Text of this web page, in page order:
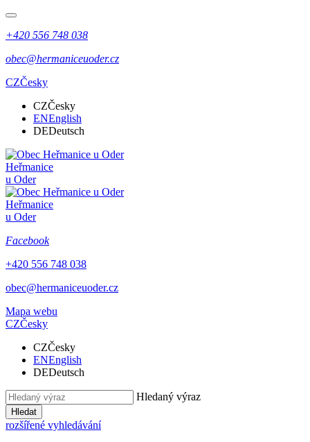
+420 556 748 038
obec@hermaniceuoder.cz
CZČesky
CZČesky
ENEnglish
DEDeutsch
Heřmanice
u Oder
Heřmanice
u Oder
Facebook
+420 556 748 038
obec@hermaniceuoder.cz
Mapa webu
CZČesky
CZČesky
ENEnglish
DEDeutsch
Hledaný výraz
Hledat
rozšířené vyhledávání